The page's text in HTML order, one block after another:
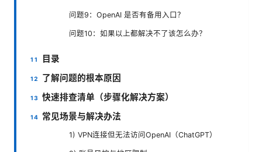
问题9：OpenAI 是否有备用入口？
问题10：如果以上都解决不了该怎么办？
目录
了解问题的根本原因
快速排查清单（步骤化解决方案）
常见场景与解决办法
1) VPN连接但无法访问OpenAI（ChatGPT）